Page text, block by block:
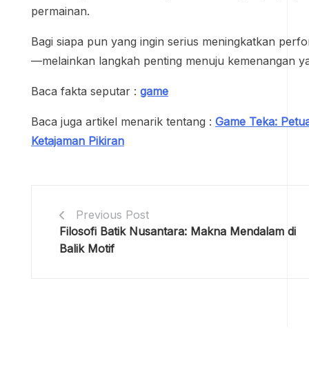
permainan.
Bagi siapa pun yang ingin serius meningkatkan
—melainkan langkah penting menuju kemenangan
Baca fakta seputar : game
Baca juga artikel menarik tentang : Game Teka:
Ketajaman Pikiran
Previous Post
Filosofi Batik Nusantara: Makna Mendalam di
Balik Motif